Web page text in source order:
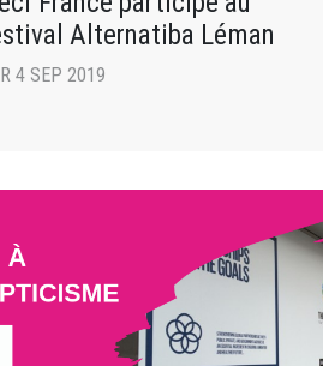
Alternatiba Léman
4 SEP 2019